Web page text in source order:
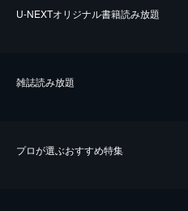
U-NEXTオリジナル書籍読み放題
雑誌読み放題
プロが選ぶおすすめ特集